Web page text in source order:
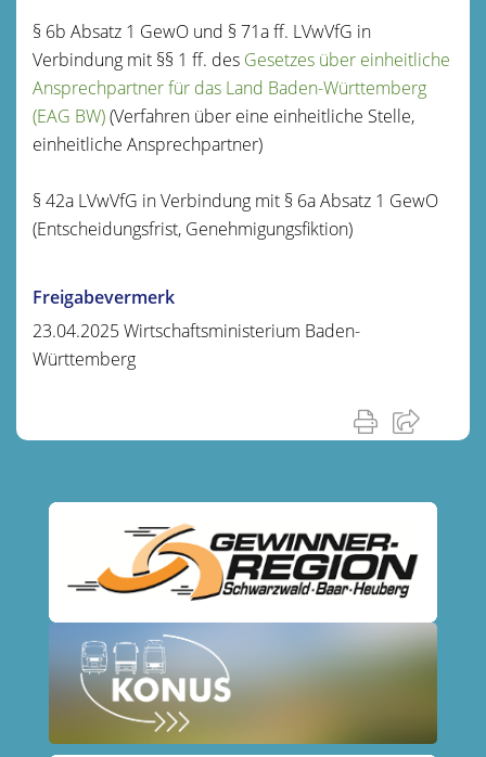
§ 6b Absatz 1 GewO und § 71a ff. LVwVfG in
Verbindung mit §§ 1 ff. des Gesetzes über einheitliche
Ansprechpartner für das Land Baden-Württemberg
(EAG BW)(Verfahren über eine einheitliche Stelle,
einheitliche Ansprechpartner)
§ 42a LVwVfG in Verbindung mit § 6a Absatz 1 GewO
(Entscheidungsfrist, Genehmigungsfiktion)
Freigabevermerk
23.04.2025 Wirtschaftsministerium Baden-
Württemberg